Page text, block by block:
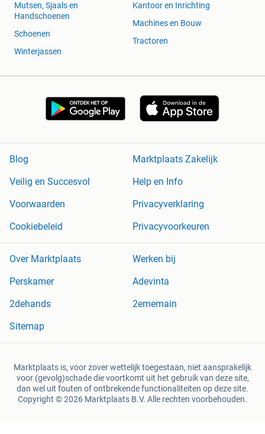
Mutsen, Sjaals en
Handschoenen
Schoenen
Winterjassen
Kantoor en Inrichting
Machines en Bouw
Tractoren
Blog
Marktplaats Zakelijk
Veilig en Succesvol
Help en Info
Voorwaarden
Privacyverklaring
Cookiebeleid
Privacyvoorkeuren
Over Marktplaats
Werken bij
Perskamer
Adevinta
2dehands
2ememain
Sitemap
Marktplaats is, voor zover wettelijk toegestaan, niet aansprakelijk
voor (gevolg)schade die voortkomt uit het gebruik van deze site,
dan wel uit fouten of ontbrekende functionaliteiten op deze site.
Copyright © 2026 Marktplaats B.V. Alle rechten voorbehouden.